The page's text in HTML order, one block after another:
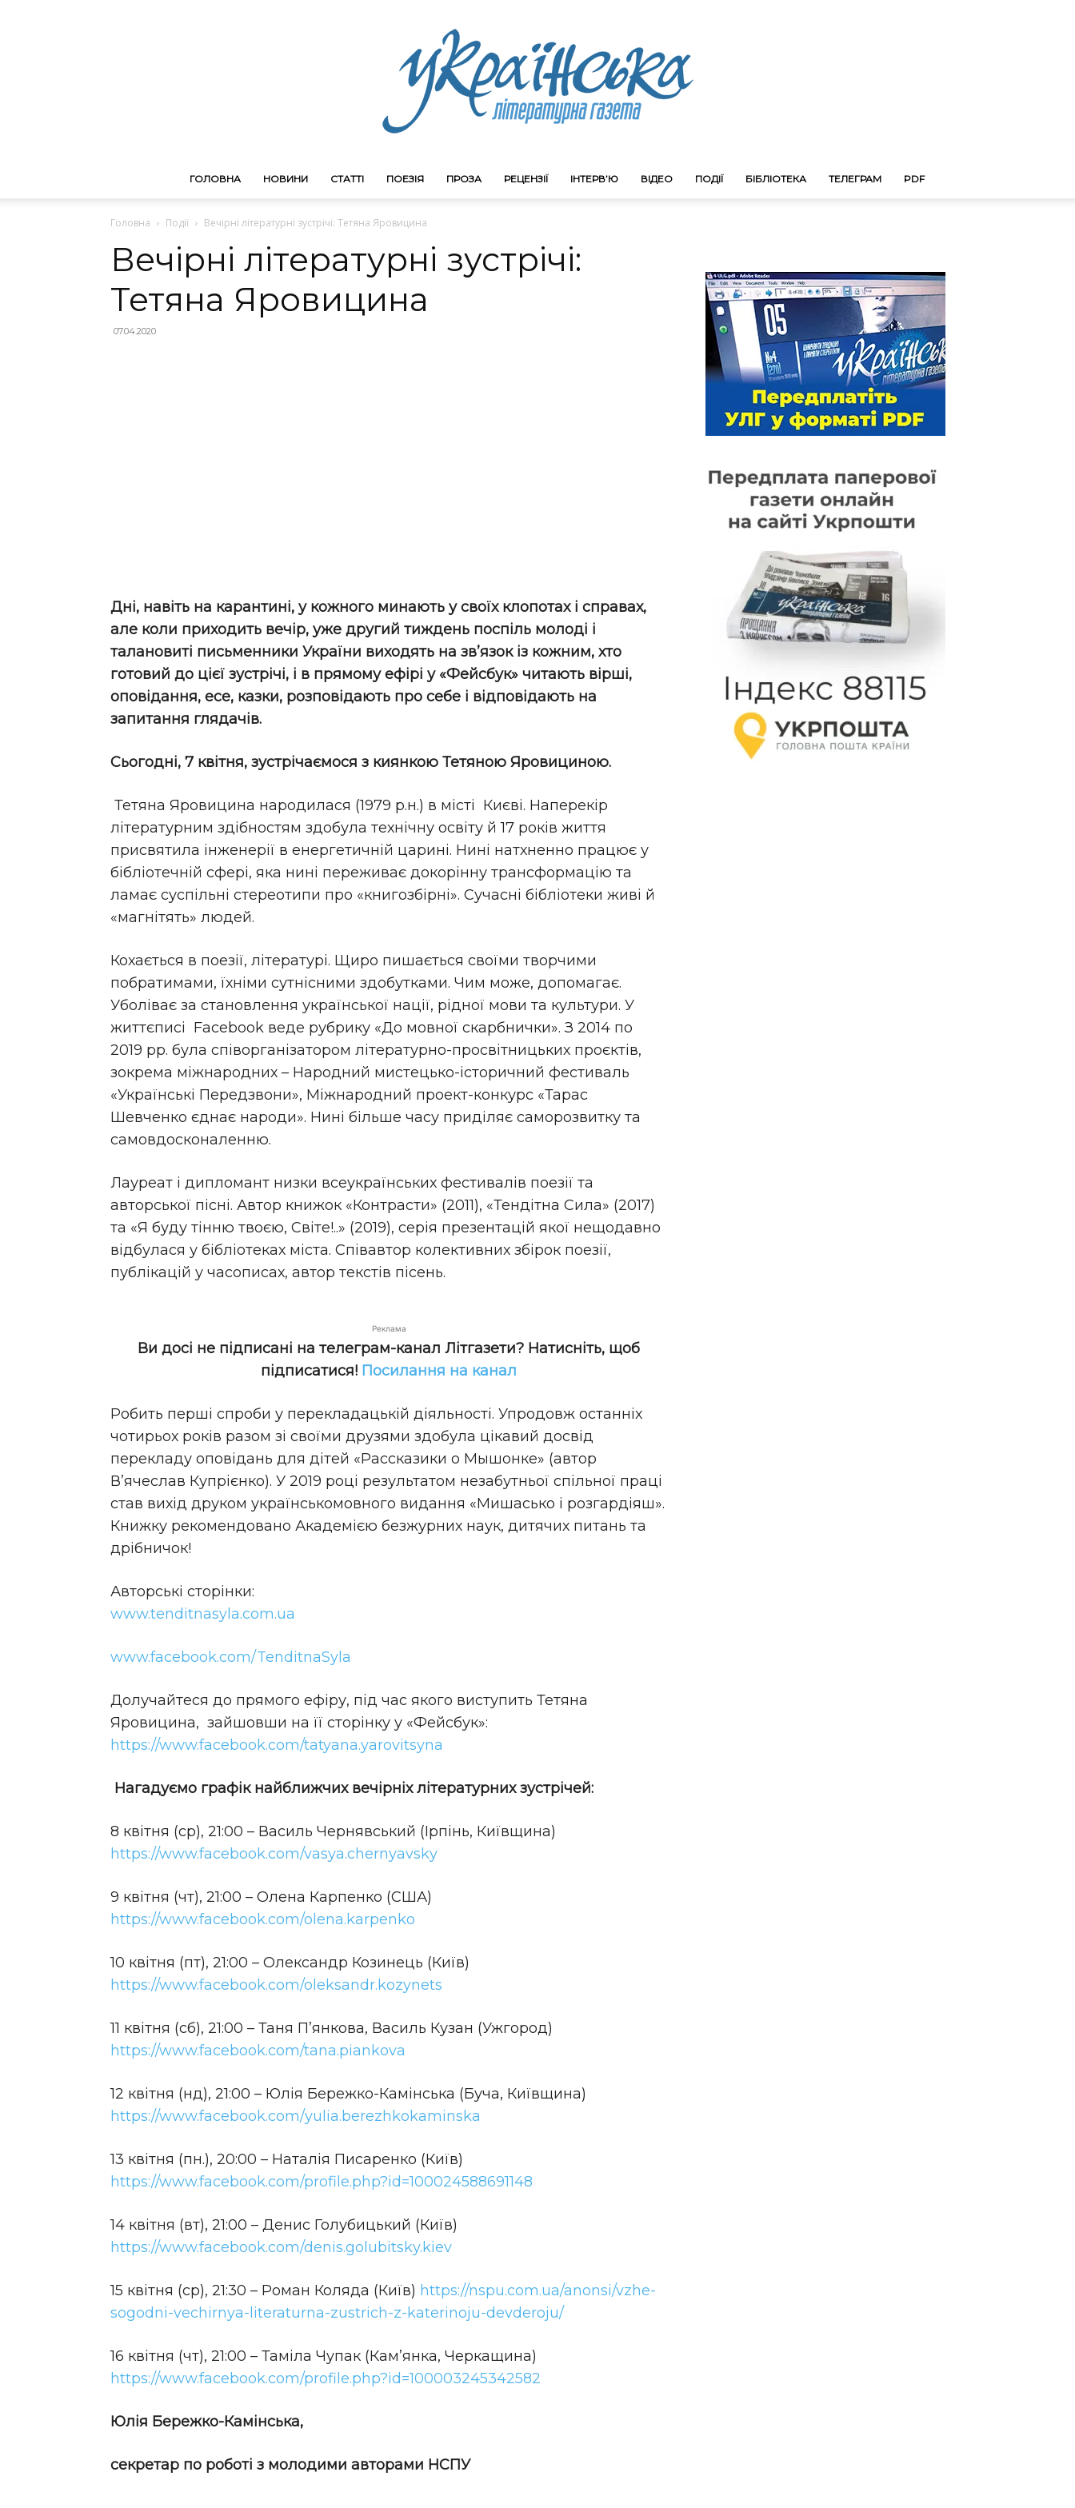
ГОЛОВНА НОВИНИ СТАТТІ ПОЕЗІЯ ПРОЗА РЕЦЕНЗІЇ ІНТЕРВ’Ю ВІДЕО ПОДІЇ БІБЛІОТЕКА ТЕЛЕГРАМ PDF
Головна Події Вечірні літературні зустрічі: Тетяна Яровицина
Вечірні літературні зустрічі:
Тетяна Яровицина
07.04.2020
Дні, навіть на карантині, у кожного минають у своїх клопотах і справах,
але коли приходить вечір, уже другий тиждень поспіль молоді і
талановиті письменники України виходять на зв’язок із кожним, хто
готовий до цієї зустрічі, і в прямому ефірі у «Фейсбук» читають вірші,
оповідання, есе, казки, розповідають про себе і відповідають на
запитання глядачів.
Сьогодні, 7 квітня, зустрічаємося з киянкою Тетяною Яровициною.
Тетяна Яровицина народилася (1979 р.н.) в місті Києві. Наперекір
літературним здібностям здобула технічну освіту й 17 років життя
присвятила інженерії в енергетичній царині. Нині натхненно працює у
бібліотечній сфері, яка нині переживає докорінну трансформацію та
ламає суспільні стереотипи про «книгозбірні». Сучасні бібліотеки живі й
«магнітять» людей.
Кохається в поезії, літературі. Щиро пишається своїми творчими
побратимами, їхніми сутнісними здобутками. Чим може, допомагає.
Уболіває за становлення української нації, рідної мови та культури. У
життєписі Facebook веде рубрику «До мовної скарбнички». З 2014 по
2019 рр. була співорганізатором літературно-просвітницьких проєктів,
зокрема міжнародних – Народний мистецько-історичний фестиваль
«Українські Передзвони», Міжнародний проект-конкурс «Тарас
Шевченко єднає народи». Нині більше часу приділяє саморозвитку та
самовдосконаленню.
Лауреат і дипломант низки всеукраїнських фестивалів поезії та
авторської пісні. Автор книжок «Контрасти» (2011), «Тендітна Сила» (2017)
та «Я буду тінню твоєю, Світе!..» (2019), серія презентацій якої нещодавно
відбулася у бібліотеках міста. Співавтор колективних збірок поезії,
публікацій у часописах, автор текстів пісень.
Реклама
Ви досі не підписані на телеграм-канал Літгазети? Натисніть, щоб
підписатися! Посилання на канал
Робить перші спроби у перекладацькій діяльності. Упродовж останніх
чотирьох років разом зі своїми друзями здобула цікавий досвід
перекладу оповідань для дітей «Рассказики о Мышонке» (автор
В’ячеслав Купрієнко). У 2019 році результатом незабутньої спільної праці
став вихід друком українськомовного видання «Мишасько і розгардіяш».
Книжку рекомендовано Академією безжурних наук, дитячих питань та
дрібничок!
Авторські сторінки:
www.tenditnasyla.com.ua
www.facebook.com/TenditnaSyla
Долучайтеся до прямого ефіру, під час якого виступить Тетяна
Яровицина, зайшовши на її сторінку у «Фейсбук»:
https://www.facebook.com/tatyana.yarovitsyna
Нагадуємо графік найближчих вечірніх літературних зустрічей:
8 квітня (ср), 21:00 – Василь Чернявський (Ірпінь, Київщина)
https://www.facebook.com/vasya.chernyavsky
9 квітня (чт), 21:00 – Олена Карпенко (США)
https://www.facebook.com/olena.karpenko
10 квітня (пт), 21:00 – Олександр Козинець (Київ)
https://www.facebook.com/oleksandr.kozynets
11 квітня (сб), 21:00 – Таня П’янкова, Василь Кузан (Ужгород)
https://www.facebook.com/tana.piankova
12 квітня (нд), 21:00 – Юлія Бережко-Камінська (Буча, Київщина)
https://www.facebook.com/yulia.berezhkokaminska
13 квітня (пн.), 20:00 – Наталія Писаренко (Київ)
https://www.facebook.com/profile.php?id=100024588691148
14 квітня (вт), 21:00 – Денис Голубицький (Київ)
https://www.facebook.com/denis.golubitsky.kiev
15 квітня (ср), 21:30 – Роман Коляда (Київ) https://nspu.com.ua/anonsi/vzhe-
sogodni-vechirnya-literaturna-zustrich-z-katerinoju-devderoju/
16 квітня (чт), 21:00 – Таміла Чупак (Кам’янка, Черкащина)
https://www.facebook.com/profile.php?id=100003245342582
Юлія Бережко-Камінська,
секретар по роботі з молодими авторами НСПУ